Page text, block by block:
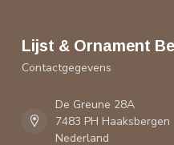
Lijst & Ornament
Contactgegevens
De Greune 28A
7483 PH Haaksbergen
Nederland